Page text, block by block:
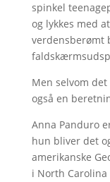
spinkel
og lykkes med
verdensberømt
Men selvom
også en
Anna Panduro
hun bliver det
amerikanske
i North